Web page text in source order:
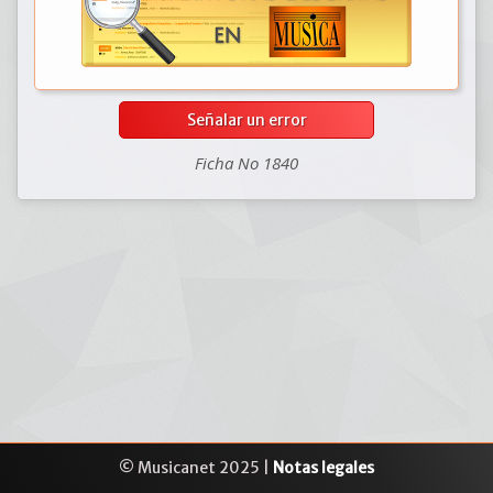
Señalar un error
Ficha No 1840
© Musicanet 2025 | Notas legales